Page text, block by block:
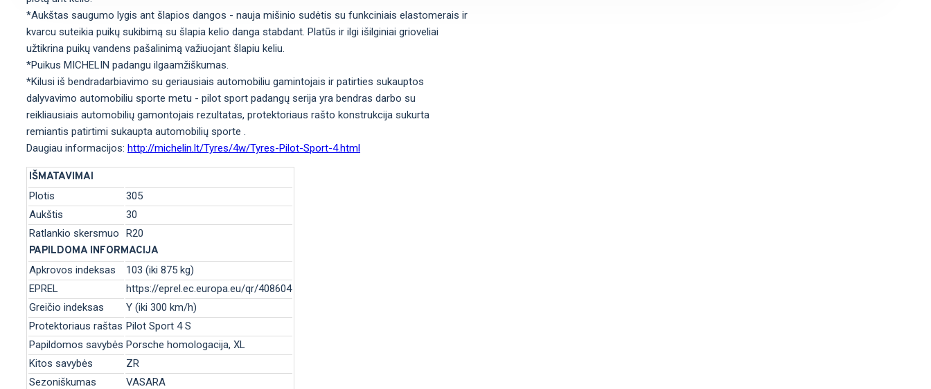
*Aukštas saugumo lygis ant šlapios dangos - nauja mišinio sudėtis su funkciniais elastomerais ir
kvarcu suteikia puikų sukibimą su šlapia kelio danga stabdant. Platūs ir ilgi išilginiai grioveliai
užtikrina puikų vandens pašalinimą važiuojant šlapiu keliu.
*Puikus MICHELIN padangu ilgaamžiškumas.
*Kilusi iš bendradarbiavimo su geriausiais automobiliu gamintojais ir patirties sukauptos
dalyvavimo automobiliu sporte metu - pilot sport padangų serija yra bendras darbo su
reikliausiais automobilių gamontojais rezultatas, protektoriaus rašto konstrukcija sukurta
remiantis patirtimi sukaupta automobilių sporte .
Daugiau informacijos: http://michelin.lt/Tyres/4w/Tyres-Pilot-Sport-4.html
IŠMATAVIMAI
Plotis
305
Aukštis
30
Ratlankio skersmuo
R20
PAPILDOMA INFORMACIJA
Apkrovos indeksas
103 (iki 875 kg)
EPREL
https://eprel.ec.europa.eu/qr/408604
Greičio indeksas
Y (iki 300 km/h)
Protektoriaus raštas Pilot Sport 4 S
Papildomos savybės Porsche homologacija, XL
Kitos savybės
ZR
Sezoniškumas
VASARA